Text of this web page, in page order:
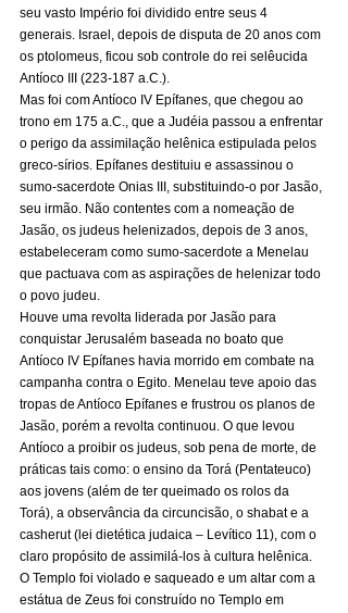
seu vasto Império foi dividido entre seus 4
generais. Israel, depois de disputa de 20 anos com
os ptolomeus, ficou sob controle do rei selêucida
Antíoco III (223-187 a.C.).
Mas foi com Antíoco IV Epífanes, que chegou ao
trono em 175 a.C., que a Judéia passou a enfrentar
o perigo da assimilação helênica estipulada pelos
greco-sírios. Epífanes destituiu e assassinou o
sumo-sacerdote Onias III, substituindo-o por Jasão,
seu irmão. Não contentes com a nomeação de
Jasão, os judeus helenizados, depois de 3 anos,
estabeleceram como sumo-sacerdote a Menelau
que pactuava com as aspirações de helenizar todo
o povo judeu.
Houve uma revolta liderada por Jasão para
conquistar Jerusalém baseada no boato que
Antíoco IV Epífanes havia morrido em combate na
campanha contra o Egito. Menelau teve apoio das
tropas de Antíoco Epífanes e frustrou os planos de
Jasão, porém a revolta continuou. O que levou
Antíoco a proibir os judeus, sob pena de morte, de
práticas tais como: o ensino da Torá (Pentateuco)
aos jovens (além de ter queimado os rolos da
Torá), a observância da circuncisão, o shabat e a
casherut (lei dietética judaica – Levítico 11), com o
claro propósito de assimilá-los à cultura helênica.
O Templo foi violado e saqueado e um altar com a
estátua de Zeus foi construído no Templo em